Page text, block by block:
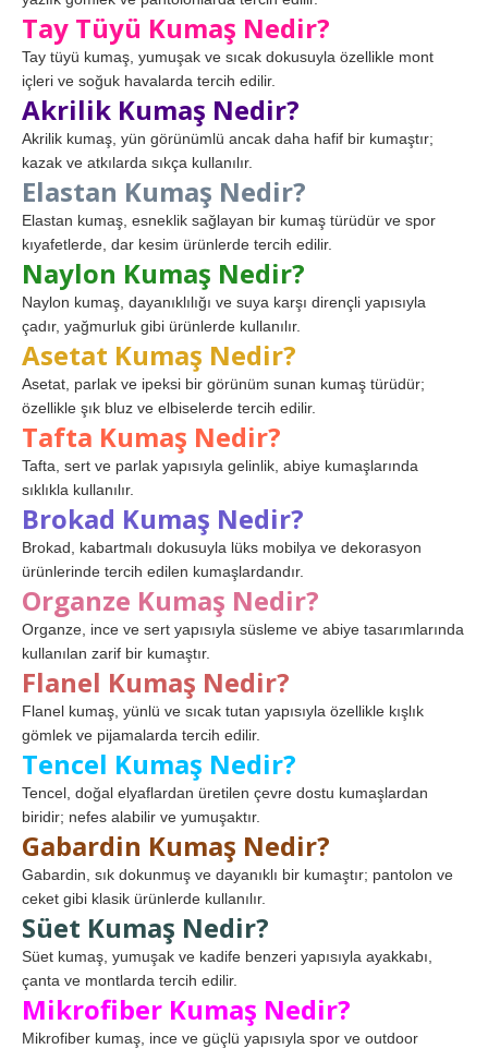
Tay Tüyü Kumaş Nedir?
Tay tüyü kumaş, yumuşak ve sıcak dokusuyla özellikle mont
içleri ve soğuk havalarda tercih edilir.
Akrilik Kumaş Nedir?
Akrilik kumaş, yün görünümlü ancak daha hafif bir kumaştır;
kazak ve atkılarda sıkça kullanılır.
Elastan Kumaş Nedir?
Elastan kumaş, esneklik sağlayan bir kumaş türüdür ve spor
kıyafetlerde, dar kesim ürünlerde tercih edilir.
Naylon Kumaş Nedir?
Naylon kumaş, dayanıklılığı ve suya karşı dirençli yapısıyla
çadır, yağmurluk gibi ürünlerde kullanılır.
Asetat Kumaş Nedir?
Asetat, parlak ve ipeksi bir görünüm sunan kumaş türüdür;
özellikle şık bluz ve elbiselerde tercih edilir.
Tafta Kumaş Nedir?
Tafta, sert ve parlak yapısıyla gelinlik, abiye kumaşlarında
sıklıkla kullanılır.
Brokad Kumaş Nedir?
Brokad, kabartmalı dokusuyla lüks mobilya ve dekorasyon
ürünlerinde tercih edilen kumaşlardandır.
Organze Kumaş Nedir?
Organze, ince ve sert yapısıyla süsleme ve abiye tasarımlarında
kullanılan zarif bir kumaştır.
Flanel Kumaş Nedir?
Flanel kumaş, yünlü ve sıcak tutan yapısıyla özellikle kışlık
gömlek ve pijamalarda tercih edilir.
Tencel Kumaş Nedir?
Tencel, doğal elyaflardan üretilen çevre dostu kumaşlardan
biridir; nefes alabilir ve yumuşaktır.
Gabardin Kumaş Nedir?
Gabardin, sık dokunmuş ve dayanıklı bir kumaştır; pantolon ve
ceket gibi klasik ürünlerde kullanılır.
Süet Kumaş Nedir?
Süet kumaş, yumuşak ve kadife benzeri yapısıyla ayakkabı,
çanta ve montlarda tercih edilir.
Mikrofiber Kumaş Nedir?
Mikrofiber kumaş, ince ve güçlü yapısıyla spor ve outdoor